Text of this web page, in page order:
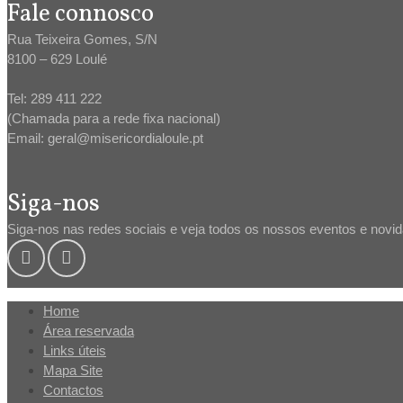
Fale connosco
Rua Teixeira Gomes, S/N
8100 – 629 Loulé
Tel: 289 411 222
(Chamada para a rede fixa nacional)
Email: geral@misericordialoule.pt
Siga-nos
Siga-nos nas redes sociais e veja todos os nossos eventos e
Home
Área reservada
Links úteis
Mapa Site
Contactos